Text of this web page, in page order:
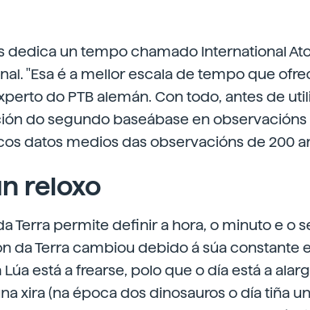
dedica un tempo chamado International
"Esa é a mellor escala de tempo que
do PTB alemán. Con todo, antes de
do segundo baseábase en observacións
datos medios das observacións de 200
reloxo
Terra permite definir a hora, o minuto e o
da Terra cambiou debido á súa constante
está a frearse, polo que o día está a
xira (na época dos dinosauros o día tiña